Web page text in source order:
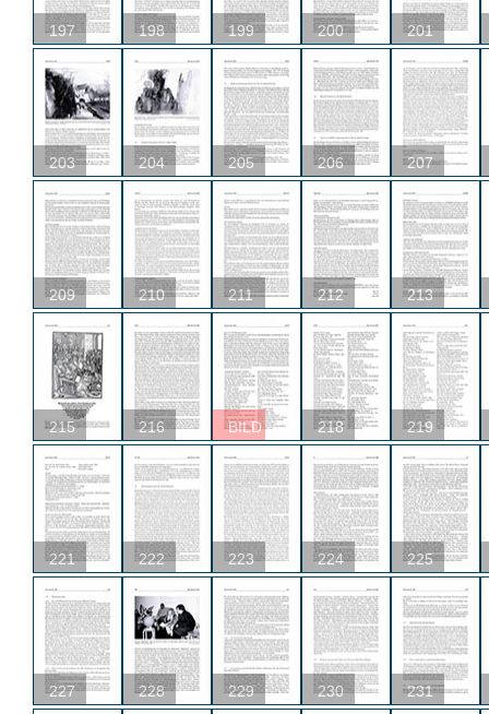
197 198 199 200 201
203 204 205 206 207
209 210 211 212 213
215 216 BILD 218 219
221 222 223 224 225
227 228 229 230 231